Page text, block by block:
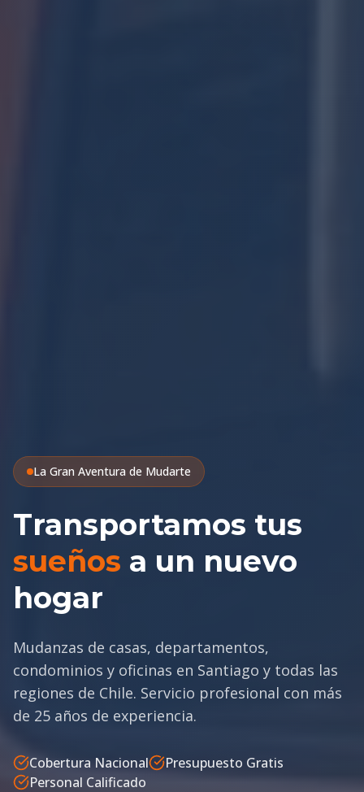
La Gran Aventura de Mudarte
Transportamos tus
sueños a un nuevo
hogar
Mudanzas de casas, departamentos,
condominios y oficinas en Santiago y todas las
regiones de Chile. Servicio profesional con más
de 25 años de experiencia.
Cobertura Nacional
Presupuesto Gratis
Personal Calificado